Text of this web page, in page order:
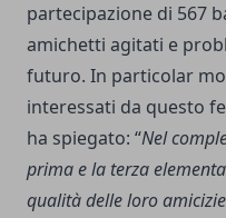
partecipazione di 567
amichetti agitati e
futuro. In particolar
interessati da questo
ha spiegato: “Nel
prima e la terza
qualità delle loro